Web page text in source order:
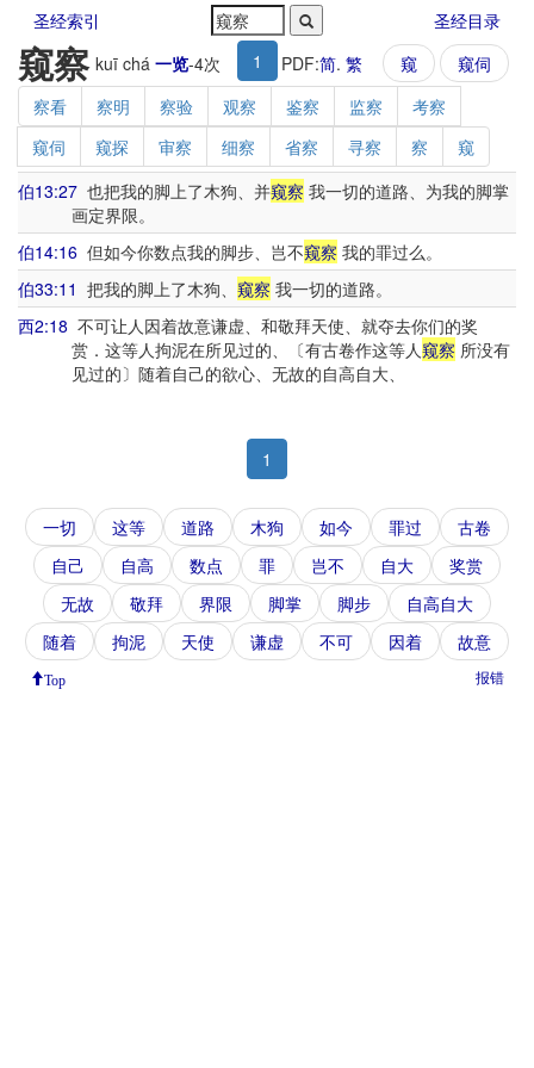
圣经索引 圣经目录
窥察 kuī chá 一览-4次 1 PDF:简. 繁 窥
窥伺
察看
察明 察验 观察 鉴察 监察
考察
窥伺
窥探 审察 细察 省察 寻察 察
窥
伯13:27 也把我的脚上了木狗、并窥察 我一切的道路、为我的脚掌
画定界限。
伯14:16 但如今你数点我的脚步、岂不窥察 我的罪过么。
伯33:11 把我的脚上了木狗、 窥察 我一切的道路。
西2:18 不可让人因着故意谦虚、和敬拜天使、就夺去你们的奖
赏．这等人拘泥在所见过的、〔有古卷作这等人窥察 所没有
见过的〕随着自己的欲心、无故的自高自大、
1
一切 这等 道路 木狗 如今 罪过
古卷
自己
自高 数点 罪 岂不 自大
奖赏
无故
敬拜 界限 脚掌 脚步
自高自大
随着
拘泥 天使 谦虚 不可 因着 故意
Top 报错